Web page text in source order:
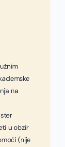
na
u obzir
(nije